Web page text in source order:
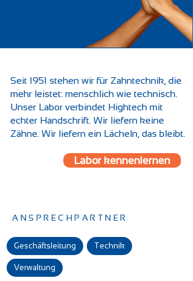
Seit 1951 stehen wir für Zahntechnik, die
mehr leistet: menschlich wie technisch.
Unser Labor verbindet Hightech mit
echter Handschrift. Wir liefern keine
Zähne. Wir liefern ein Lächeln, das bleibt.
Labor kennenlernen
ANSPRECHPARTNER
Geschäftsleitung Technik
Verwaltung